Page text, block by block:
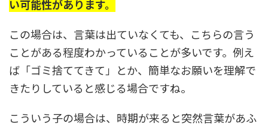
い可能性があります。
この場合は、言葉は出ていなくても、こちらの言う
ことがある程度わかっていることが多いです。例え
ば「ゴミ捨ててきて」とか、簡単なお願いを理解で
きたりしていると感じる場合ですね。
こういう子の場合は、時期が来ると突然言葉があふ